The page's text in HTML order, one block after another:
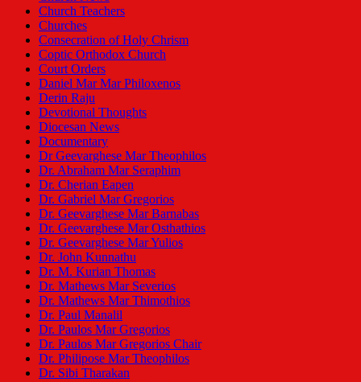
Church Teachers
Churches
Consecration of Holy Chrism
Coptic Orthodox Church
Court Orders
Daniel Mar Mar Philoxenos
Derin Raju
Devotional Thoughts
Diocesan News
Documentary
Dr Geevarghese Mar Theophilos
Dr. Abraham Mar Seraphim
Dr. Cherian Eapen
Dr. Gabriel Mar Gregorios
Dr. Geevarghese Mar Barnabas
Dr. Geevarghese Mar Osthathios
Dr. Geevarghese Mar Yulios
Dr. John Kunnathu
Dr. M. Kurian Thomas
Dr. Mathews Mar Severios
Dr. Mathews Mar Thimothios
Dr. Paul Manalil
Dr. Paulos Mar Gregorios
Dr. Paulos Mar Gregorios Chair
Dr. Philipose Mar Theophilos
Dr. Sibi Tharakan